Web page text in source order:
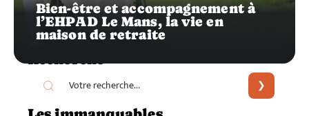
Bien-être et accompagnement à
l’EHPAD Le Mans, la vie en
maison de retraite
Recherche